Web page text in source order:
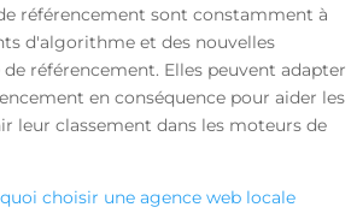
référencement sont constamment à
d'algorithme et des nouvelles
référencement. Elles peuvent adapter
en conséquence pour aider les
leur classement dans les moteurs de
choisir une agence web locale